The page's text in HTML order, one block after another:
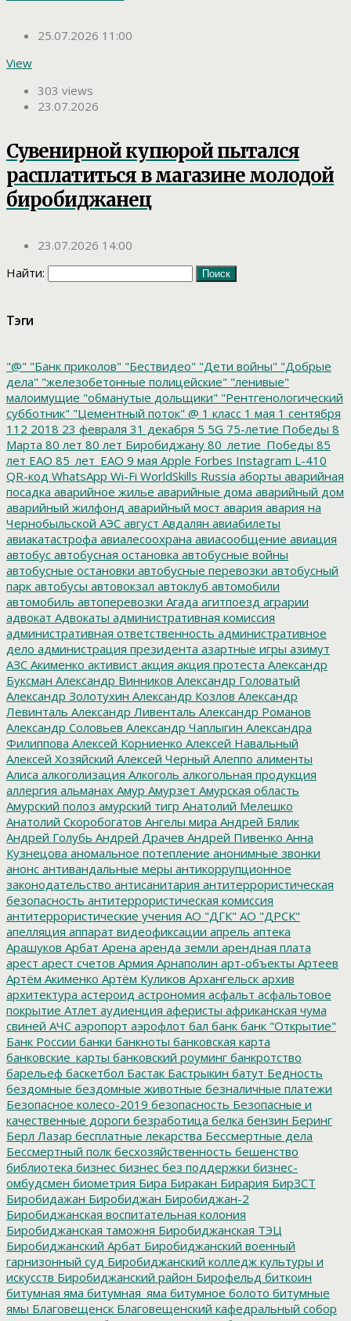
25.07.2026 11:00
View
303 views
23.07.2026
Сувенирной купюрой пытался
расплатиться в магазине молодой
биробиджанец
23.07.2026 14:00
Найти:
Тэги
"@" "Банк приколов" "Бествидео" "Дети войны" "Добрые
дела" "железобетонные полицейские" "ленивые"
малоимущие "обманутые дольщики" "Рентгенологический
субботник" "Цементный поток" @ 1 класс 1 мая 1 сентября
112 2018 23 февраля 31 декабря 5 5G 75-летие Победы 8
Марта 80 лет 80 лет Биробиджану 80_летие_Победы 85
лет ЕАО 85_лет_ЕАО 9 мая Apple Forbes Instagram L-410
QR-код WhatsApp Wi-Fi WorldSkills Russia аборты аварийная
посадка аварийное жилье аварийные дома аварийный дом
аварийный жилфонд аварийный мост авария авария на
Чернобыльской АЭС август Авдалян авиабилеты
авиакатастрофа авиалесоохрана авиасообщение авиация
автобус автобусная остановка автобусные войны
автобусные остановки автобусные перевозки автобусный
парк автобусы автовокзал автоклуб автомобили
автомобиль автоперевозки Агада агитпоезд аграрии
адвокат Адвокаты административная комиссия
административная ответственность административное
дело администрация президента азартные игры азимут
АЗС Акименко активист акция акция протеста Александр
Буксман Александр Винников Александр Головатый
Александр Золотухин Александр Козлов Александр
Левинталь Александр Ливенталь Александр Романов
Александр Соловьев Александр Чаплыгин Александра
Филиппова Алексей Корниенко Алексей Навальный
Алексей Хозяйский Алексей Черный Алеппо алименты
Алиса алкоголизация Алкоголь алкогольная продукция
аллергия альманах Амур Амурзет Амурская область
Амурский полоз амурский тигр Анатолий Мелешко
Анатолий Скоробогатов Ангелы мира Андрей Бялик
Андрей Голубь Андрей Драчев Андрей Пивенко Анна
Кузнецова аномальное потепление анонимные звонки
анонс антивандальные меры антикоррупционное
законодательство антисанитария антитеррористическая
безопасность антитеррористическая комиссия
антитеррористические учения АО "ДГК" АО "ДРСК"
апелляция аппарат видеофиксации апрель аптека
Арашуков Арбат Арена аренда земли арендная плата
арест арест счетов Армия Арнаполин арт-объекты Артеев
Артём Акименко Артём Куликов Архангельск архив
архитектура астероид астрономия асфальт асфальтовое
покрытие Атлет аудиенция аферисты африканская чума
свиней АЧС аэропорт аэрофлот бал банк банк "Открытие"
Банк России банки банкноты банковская карта
банковские_карты банковский роуминг банкротство
барельеф баскетбол Бастак Бастрыкин батут Бедность
бездомные бездомные животные безналичные платежи
Безопасное колесо-2019 безопасность Безопасные и
качественные дороги безработица белка бензин Беринг
Берл Лазар бесплатные лекарства Бессмертные дела
Бессмертный полк бесхозяйственность бешенство
библиотека бизнес бизнес без поддержки бизнес-
омбудсмен биометрия Бира Биракан Бирария БирЗСТ
Биробидажан Биробиджан Биробиджан-2
Биробиджанская воспитательная колония
Биробиджанская таможня Биробиджанская ТЭЦ
Биробиджанский Арбат Биробиджанский военный
гарнизонный суд Биробиджанский колледж культуры и
искусств Биробиджанский район Бирофельд биткоин
битумная яма битумная_яма битумное болото битумные
ямы Благовещенск Благовещенский кафедральный собор